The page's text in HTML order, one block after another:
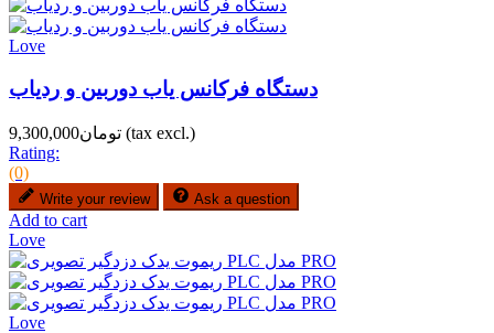
Love
دستگاه فرکانس یاب دوربین و ردیاب
تومان9,300,000 (tax excl.)
Rating:
(0)
Write your review Ask a question
Add to cart
Love
Love